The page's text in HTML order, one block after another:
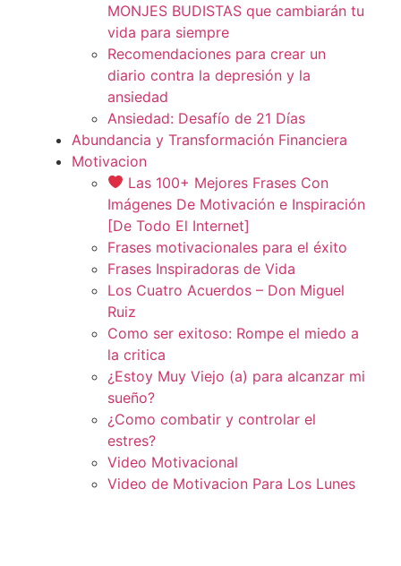
MONJES BUDISTAS que cambiarán tu
vida para siempre
Recomendaciones para crear un
diario contra la depresión y la
ansiedad
Ansiedad: Desafío de 21 Días
Abundancia y Transformación Financiera
Motivacion
Las 100+ Mejores Frases Con
Imágenes De Motivación e Inspiración
[De Todo El Internet]
Frases motivacionales para el éxito
Frases Inspiradoras de Vida
Los Cuatro Acuerdos – Don Miguel
Ruiz
Como ser exitoso: Rompe el miedo a
la critica
¿Estoy Muy Viejo (a) para alcanzar mi
sueño?
¿Como combatir y controlar el
estres?
Video Motivacional
Video de Motivacion Para Los Lunes